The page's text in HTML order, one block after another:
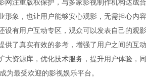
网注重版权保护，与多家影视制作机构达成
形象，也让用户能够安心观影，无需担心内
设有用户互动专区，观众可以发表自己的观
供了真实有效的参考，增强了用户之间的互
大资源库，优化技术服务，提升用户体验，
为最受欢迎的影视娱乐平台。